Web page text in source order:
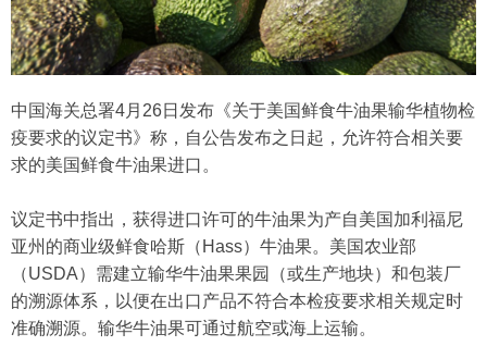
中国海关总署4月26日发布《关于美国鲜食牛油果输华植物检
疫要求的议定书》称，自公告发布之日起，允许符合相关要
求的美国鲜食牛油果进口。
议定书中指出，获得进口许可的牛油果为产自美国加利福尼
亚州的商业级鲜食哈斯（Hass）牛油果。美国农业部
（USDA）需建立输华牛油果果园（或生产地块）和包装厂
的溯源体系，以便在出口产品不符合本检疫要求相关规定时
准确溯源。输华牛油果可通过航空或海上运输。